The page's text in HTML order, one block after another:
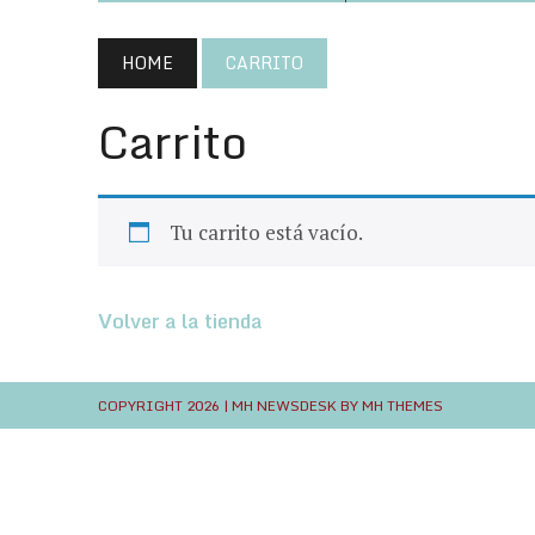
HOME CARRITO
Carrito
Tu carrito está vacío.
Volver a la tienda
COPYRIGHT 2026 | MH NEWSDESK BYMH THEMES